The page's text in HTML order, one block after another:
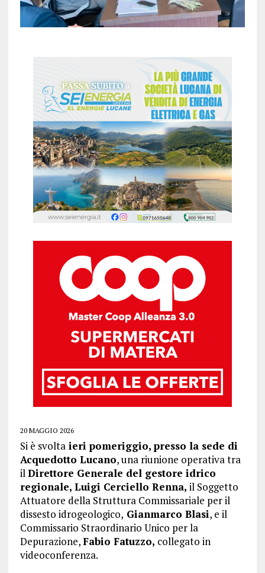
20 MAGGIO 2026
Si è svoltaieri pomeriggio, presso la sede di
Acquedotto Lucano, una riunione operativa tra
ilDirettore Generale del gestore idrico
regionale, Luigi Cerciello Renna, il Soggetto
Attuatore della Struttura Commissariale per il
dissesto idrogeologico, Gianmarco Blasi, e il
Commissario Straordinario Unico per la
Depurazione,Fabio Fatuzzo, collegato in
videoconferenza.